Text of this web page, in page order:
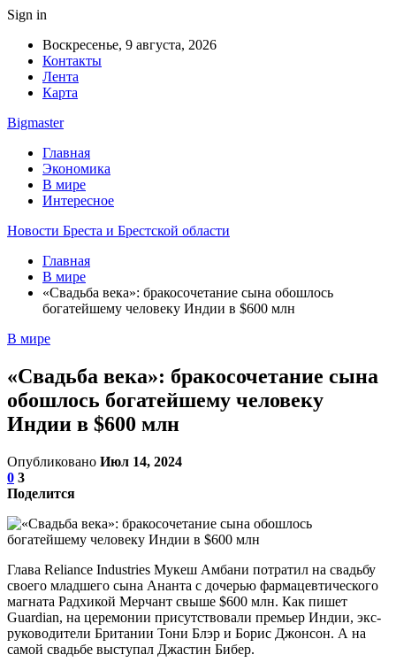
Sign in
Воскресенье, 9 августа, 2026
Контакты
Лента
Карта
Bigmaster
Главная
Экономика
В мире
Интересное
Новости Бреста и Брестской области
Главная
В мире
«Свадьба века»: бракосочетание сына обошлось
богатейшему человеку Индии в $600 млн
В мире
«Свадьба века»: бракосочетание сына
обошлось богатейшему человеку
Индии в $600 млн
Опубликовано Июл 14, 2024
0 3
Поделится
Глава Reliance Industries Мукеш Амбани потратил на свадьбу
своего младшего сына Ананта с дочерью фармацевтического
магната Радхикой Мерчант свыше $600 млн. Как пишет
Guardian, на церемонии присутствовали премьер Индии, экс-
руководители Британии Тони Блэр и Борис Джонсон. А на
самой свадьбе выступал Джастин Бибер.